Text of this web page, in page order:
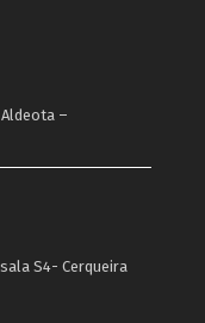
–
S4- Cerqueira